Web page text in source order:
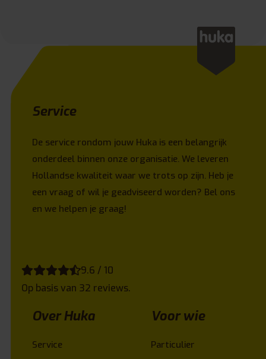
Service
De service rondom jouw Huka is een belangrijk
onderdeel binnen onze organisatie. We leveren
Hollandse kwaliteit waar we trots op zijn. Heb je
een vraag of wil je geadviseerd worden? Bel ons
en we helpen je graag!
9.6 / 10
Op basis van 32 reviews.
Over Huka
Service
Voor wie
Particulier